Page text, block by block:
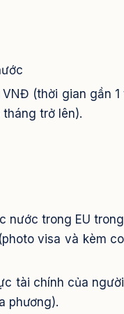
(thời gian gần 1
trở lên).
nước trong EU
visa và kèm
tài chính của
phương).